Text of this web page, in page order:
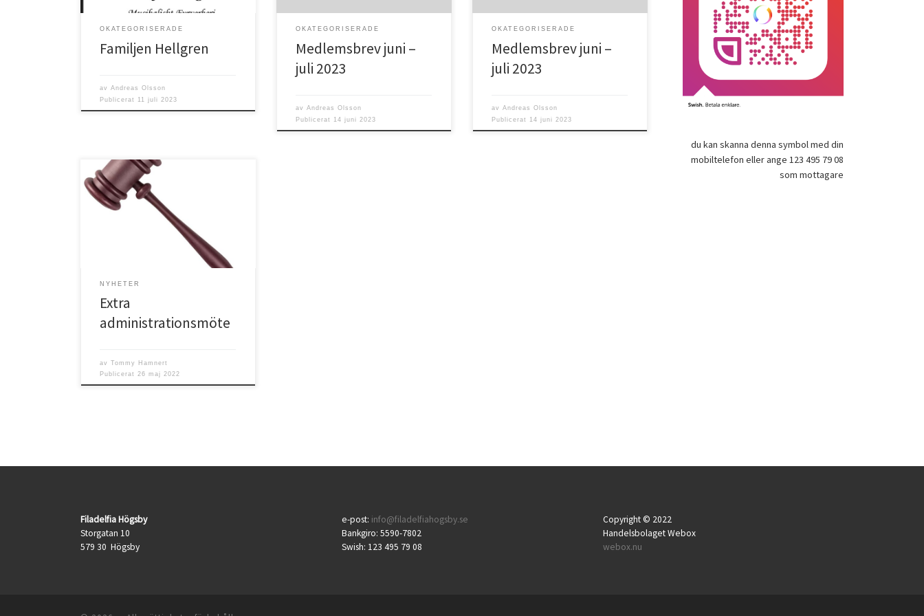
OKATEGORISERADE
Familjen Hellgren
avAndreas Olsson
Publicerat 11 juli 2023
OKATEGORISERADE
Medlemsbrev juni –
juli 2023
avAndreas Olsson
Publicerat 14 juni 2023
OKATEGORISERADE
Medlemsbrev juni –
juli 2023
avAndreas Olsson
Publicerat 14 juni 2023
Härmed kallas du som är medlem i
Filadelfiaförsamlingen i Högsby till ett
extra administrationsmöte gällande
NYHETER
Extra
administrationsmöte
avTommy Hamnert
Publicerat26 maj 2022
du kan skanna denna symbol med din
mobiltelefon eller ange 123 495 79 08
som mottagare
Filadelfia Högsby
Storgatan 10
579 30 Högsby
e-post: info@filadelfiahogsby.se
Bankgiro: 5590-7802
Swish: 123 495 79 08
Copyright © 2022
Handelsbolaget Webox
webox.nu